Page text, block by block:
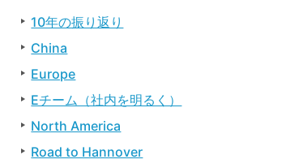
10年の振り返り
China
Europe
Eチーム（社内を明るく）
North America
Road to Hannover